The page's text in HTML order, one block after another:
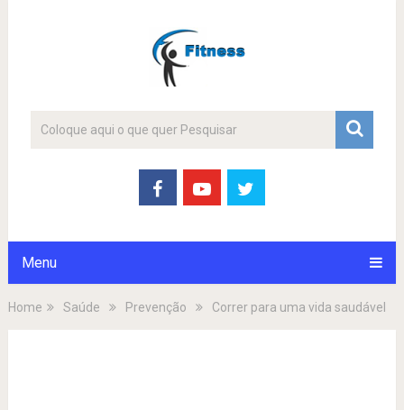
Menu
Home Saúde Prevenção Correr para uma vida saudável